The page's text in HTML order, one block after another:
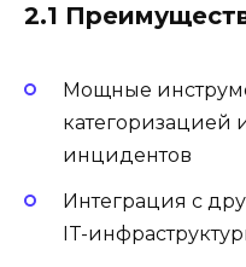
2.1
Мощные
категоризацией
инцидентов
Интеграция с
IT-